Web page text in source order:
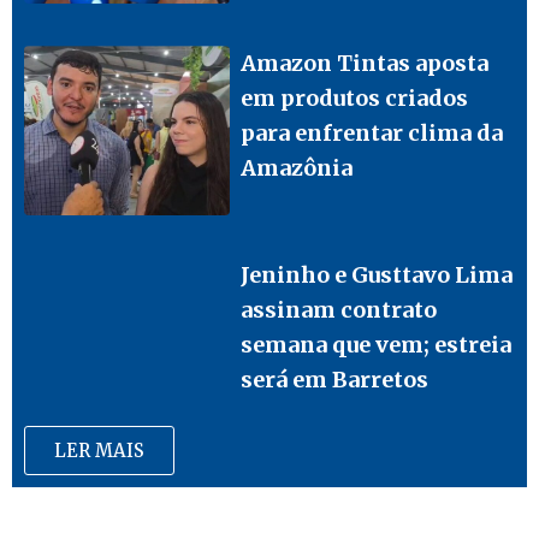
Amazon Tintas aposta
em produtos criados
para enfrentar clima da
Amazônia
Jeninho e Gusttavo Lima
assinam contrato
semana que vem; estreia
será em Barretos
LER MAIS